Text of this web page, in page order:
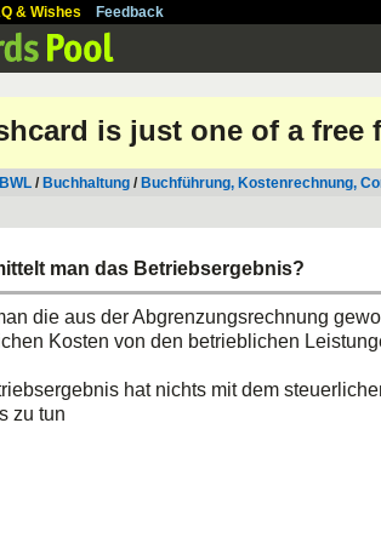
& Wishes Feedback
is just one of a free
BWL / Buchhaltung / Buchführung, Kostenrechnung,
man das Betriebsergebnis?
die aus der Abgrenzungsrechnung
Kosten von den betrieblichen
hat nichts mit dem
zu tun